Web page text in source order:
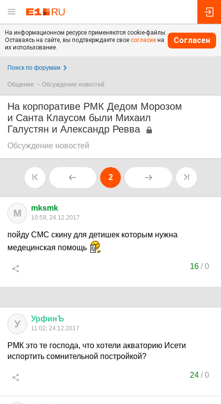
На информационном ресурсе применяются cookie-файлы.
Оставаясь на сайте, вы подтверждаете свое согласие на
их использование.
Согласен
Поиск по форумам
Общение Обсуждение новостей
На корпоративе РМК Дедом Морозом
и Санта Клаусом были Михаил
Галустян и Александр Ревва
Обсуждение новостей
2
M mksmk
10:59, 24.12.2017
пойду СМС скину для детишек которым нужна
медецинская помощь
16 /0
У УрфинЪ
11:02, 24.12.2017
РМК это те господа, что хотели акваторию Исети
испортить сомнительной постройкой?
24 /0